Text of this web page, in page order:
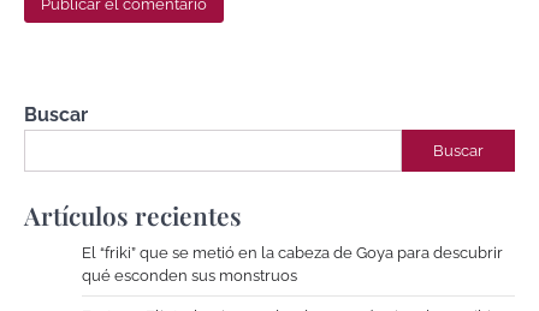
Buscar
Buscar
Artículos recientes
El “friki” que se metió en la cabeza de Goya para descubrir
qué esconden sus monstruos